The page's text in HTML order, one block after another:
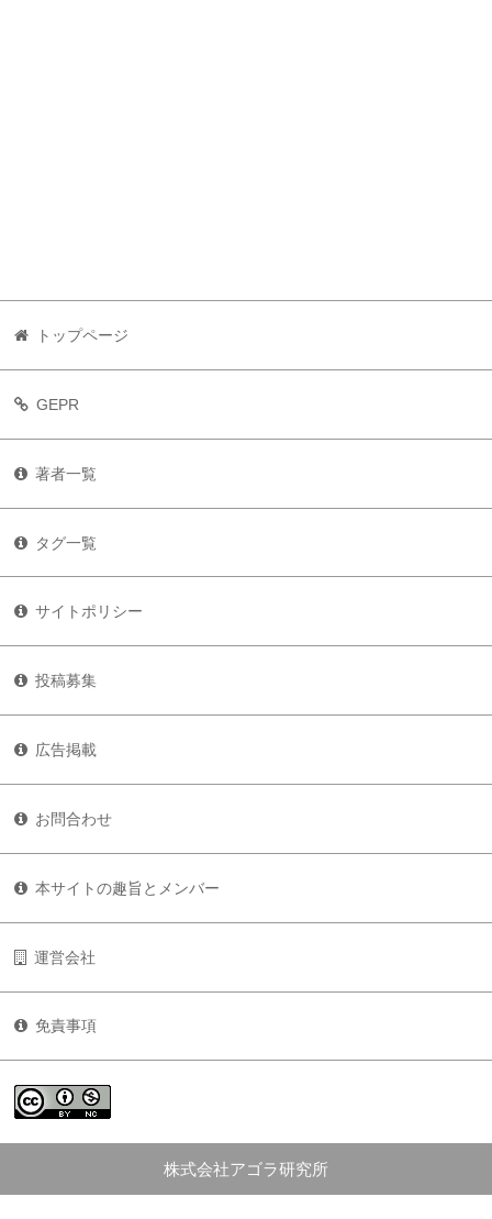
トップページ
GEPR
著者一覧
タグ一覧
サイトポリシー
投稿募集
広告掲載
お問合わせ
本サイトの趣旨とメンバー
運営会社
免責事項
株式会社アゴラ研究所